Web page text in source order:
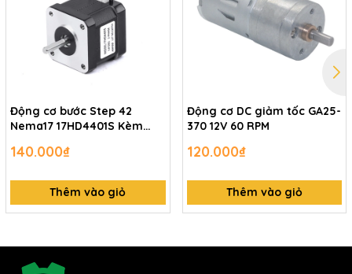
Động cơ bước Step 42
Nema17 17HD4401S Kèm
140.000₫
Thêm vào giỏ
Động cơ DC giảm tốc GA25-
370 12V 60 RPM
120.000₫
Thêm vào giỏ